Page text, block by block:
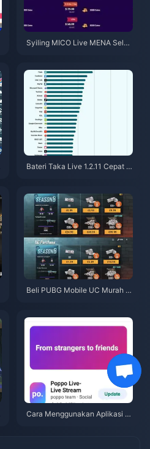
Syiling MICO Live MENA Selep
Bateri Taka Live 1.2.11 Cepat H
asinya
Beli PUBG Mobile UC Murah u
aik & Tambah Nilai Selamat
Cara Menggunakan Aplikasi P